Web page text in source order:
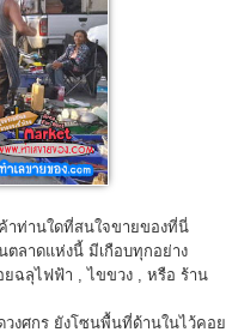
าท่านใดที่สนใจขายของที่นี่
ตลาดแห่งนี้ มีเกือบทุกอย่าง
ยฉลุไฟฟ้า , ไขขวง , หรือ ร้าน
งศกร ยังโซนพื้นที่ด้านในไว้คอย